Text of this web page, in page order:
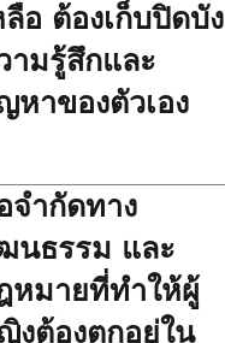
ลือ ต้องเก็บปิดบัง
ามรู้สึกและ
หาของตัวเอง
จำกัดทาง
นธรรม และ
หมายที่ทำให้ผู้
งต้องตกอยู่ใน